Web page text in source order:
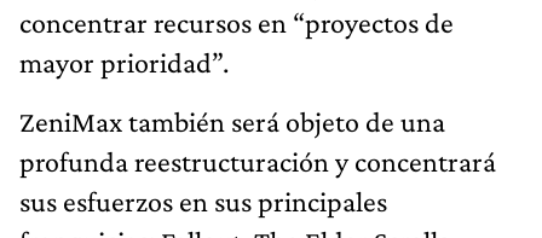
concentrar recursos en “proyectos de
mayor prioridad”.
ZeniMax también será objeto de una
profunda reestructuración y concentrará
sus esfuerzos en sus principales